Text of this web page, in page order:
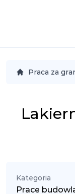
Praca za
Kategoria
Prace